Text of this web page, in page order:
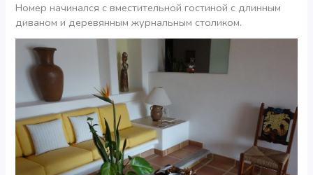
Номер начинался с вместительной гостиной с длинным
диваном и деревянным журнальным столиком.